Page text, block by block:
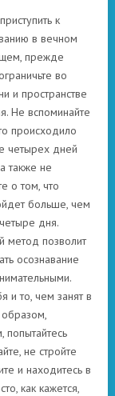
к
в вечном
прежде
во
и пространстве
Не вспоминайте
происходило
четырех дней
также не
о том, что
больше, чем
дня.
метод позволит
осознавание
и то, чем занят в
попытайтесь
не стройте
и находитесь в
как кажется,